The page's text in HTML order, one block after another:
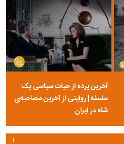
آخرین پرده از حیات سیاسی یک
سلسله | روایتی از آخرین مصاحبه‌ی
شاه در ایران
۱